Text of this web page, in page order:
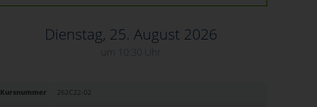
Dienstag, 25. August 2026
um 10:30 Uhr
Kursnummer 262C22-02